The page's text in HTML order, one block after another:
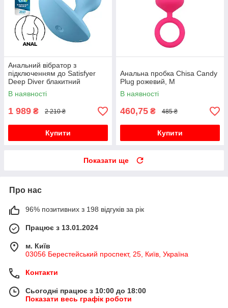
Анальний вібратор з
підключенням до Satisfyer
Deep Diver блакитний
В наявності
1 989 ₴ 2 210 ₴
Купити
Анальна пробка Chisa Candy
Plug рожевий, M
В наявності
460,75 ₴ 485 ₴
Купити
Показати ще
Про нас
96% позитивних з 198 відгуків за рік
Працює з 13.01.2024
м. Київ
03056 Берестейський проспект, 25, Київ, Україна
Контакти
Сьогодні працює з 10:00 до 18:00
Показати весь графік роботи